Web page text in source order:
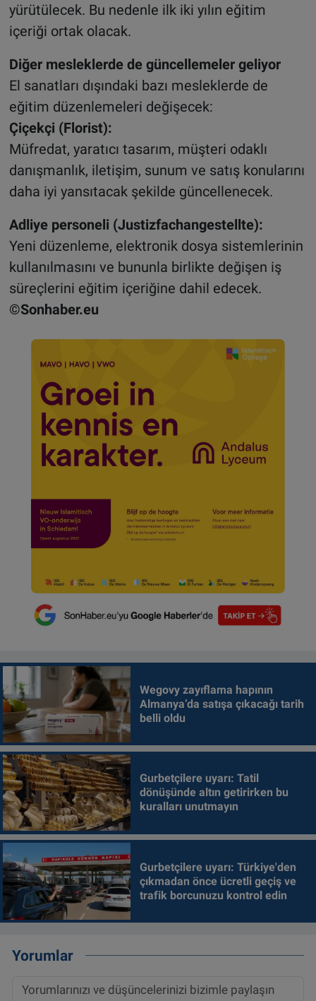
yürütülecek. Bu nedenle ilk iki yılın eğitim
içeriği ortak olacak.
Diğer mesleklerde de güncellemeler geliyor
El sanatları dışındaki bazı mesleklerde de
eğitim düzenlemeleri değişecek:
Çiçekçi (Florist):
Müfredat, yaratıcı tasarım, müşteri odaklı
danışmanlık, iletişim, sunum ve satış konularını
daha iyi yansıtacak şekilde güncellenecek.
Adliye personeli (Justizfachangestellte):
Yeni düzenleme, elektronik dosya sistemlerinin
kullanılmasını ve bununla birlikte değişen iş
süreçlerini eğitim içeriğine dahil edecek.
©Sonhaber.eu
Wegovy zayıflama hapının
Almanya’da satışa çıkacağı tarih
belli oldu
Gurbetçilere uyarı: Tatil
dönüşünde altın getirirken bu
kuralları unutmayın
Gurbetçilere uyarı: Türkiye'den
çıkmadan önce ücretli geçiş ve
trafik borcunuzu kontrol edin
Yorumlar